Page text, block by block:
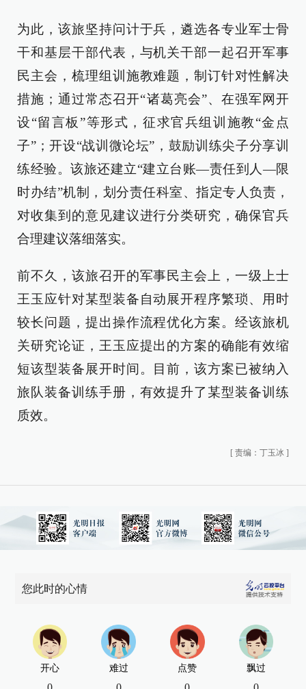
为此，该旅坚持问计于兵，遴选各专业军士骨
干和基层干部代表，与机关干部一起召开军事
民主会，梳理组训施教难题，制订针对性解决
措施；通过常态召开“诸葛亮会”、在强军网开
设“留言板”等形式，征求官兵组训施教“金点
子”；开设“战训微论坛”，鼓励训练尖子分享训
练经验。该旅还建立“建立台账—责任到人—限
时办结”机制，划分责任科室、指定专人负责，
对收集到的意见建议进行分类研究，确保官兵
合理建议落细落实。
前不久，该旅召开的军事民主会上，一级上士
王玉应针对某型装备自动展开程序繁琐、用时
较长问题，提出操作流程优化方案。经该旅机
关研究论证，王玉应提出的方案的确能有效缩
短该型装备展开时间。目前，该方案已被纳入
旅队装备训练手册，有效提升了某型装备训练
质效。
[ 责编：丁玉冰 ]
您此时的心情
开心 难过 点赞 飘过